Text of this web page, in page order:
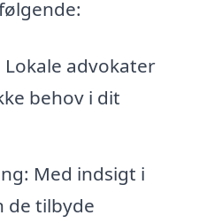
Lokale advokater
behov i dit
Med indsigt i
de tilbyde